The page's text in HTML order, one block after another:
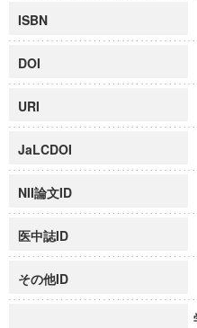
ISBN
DOI
URI
JaLCDOI
NII論文ID
医中誌ID
その他ID